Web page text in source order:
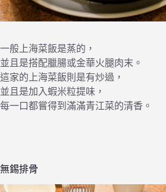
一般上海菜飯是蒸的，
並且是搭配臘腸或金華火腿肉末。
這家的上海菜飯則是有炒過，
並且是加入蝦米粒提味，
每一口都嘗得到滿滿青江菜的清香。
無錫排骨